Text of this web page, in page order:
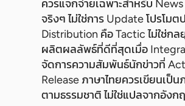
ควรแจกจ่ายเฉพาะสำหรับ
จริงๆ ไม่ใช่การ Update โปรโมต
Distribution คือ Tactic ไม่ใช่กล
ผลิตผลลัพธ์ที่ดีที่สุดเมื่อ
จัดการความสัมพันธ์นักข่าวที่
Release ภาษาไทยควรเขียนเป็น
ตามธรรมชาติ ไม่ใช่แปลจากอังก